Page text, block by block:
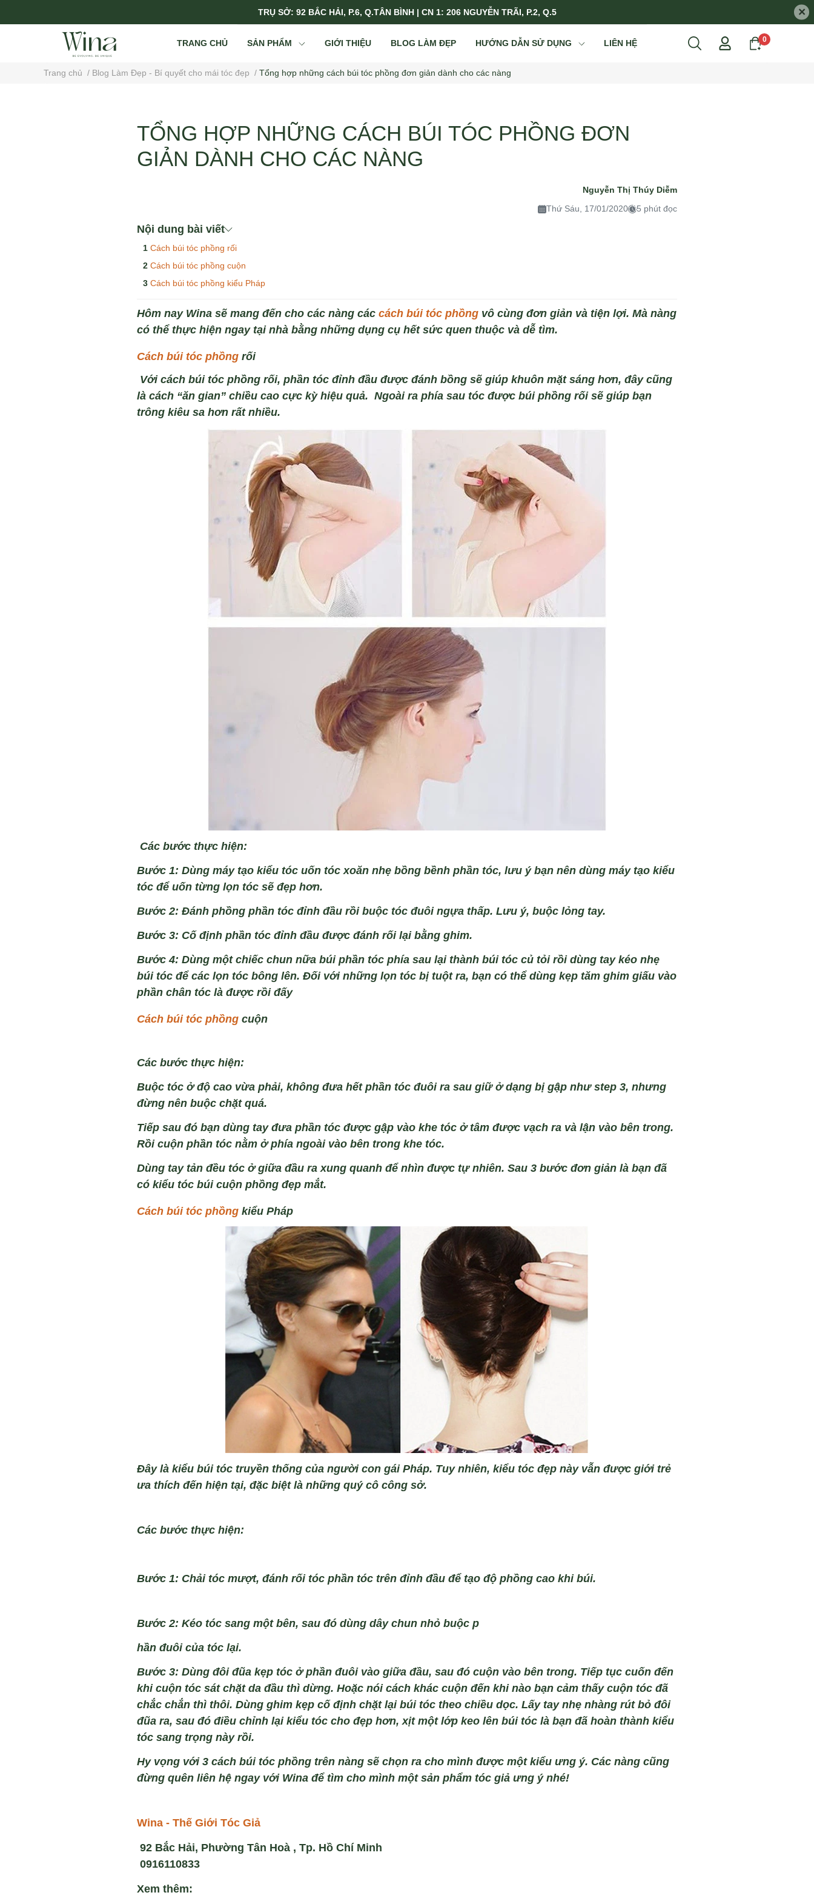
TRỤ SỞ: 92 BẮC HẢI, P.6, Q.TÂN BÌNH | CN 1: 206 NGUYỄN TRÃI, P.2, Q.5 ×
TRANG CHỦ SẢN PHẨM GIỚI THIỆU BLOG LÀM ĐẸP HƯỚNG DẪN SỬ DỤNG LIÊN HỆ 0
Trang chủ / Blog Làm Đẹp - Bí quyết cho mái tóc đẹp / Tổng hợp những cách búi tóc phồng đơn giản dành cho các nàng
TỔNG HỢP NHỮNG CÁCH BÚI TÓC PHỒNG ĐƠN
GIẢN DÀNH CHO CÁC NÀNG
Nguyễn Thị Thúy Diễm
Thứ Sáu, 17/01/2020
5 phút đọc
Nội dung bài viết
Cách búi tóc phồng rối
Cách búi tóc phồng cuộn
Cách búi tóc phồng kiểu Pháp
Hôm nay Winasẽ mang đến cho các nàng các cách búi tóc phồngvô cùng đơn giản và tiện lợi. Mà nàng
có thể thực hiện ngay tại nhà bằng những dụng cụ hết sức quen thuộc và dễ tìm.
Cách búi tóc phồngrối
Với cách búi tóc phồng rối, phần tóc đỉnh đầu được đánh bồng sẽ giúp khuôn mặt sáng hơn, đây cũng
là cách “ăn gian” chiều cao cựckỳhiệu quả. Ngoài ra phía sau tóc được búi phồng rốisẽgiúp bạn
trông kiêu sa hơn rất nhiều.
Các bước thực hiện:
Bước 1: Dùng máy tạo kiểu tóc uốn tóc xoăn nhẹ bồng bềnh phần tóc, lưu ý bạn nên dùng máy tạo kiểu
tóc để uốn từng lọn tóc sẽ đẹp hơn.
Bước 2: Đánh phồng phần tóc đỉnh đầu rồi buộc tóc đuôi ngựa thấp. Lưu ý, buộc lỏng tay.
Bước 3: Cố định phần tóc đỉnh đầu được đánh rối lại bằng ghim.
Bước 4: Dùng một chiếc chun nữa búi phần tóc phía sau lại thành búi tóc củ tỏi rồi dùng tay kéo nhẹ
búi tóc để các lọn tóc bông lên. Đối với những lọn tóc bị tuột ra, bạn có thể dùng kẹp tăm ghim giấu vào
phần chân tóc là được rồi đấy
Cách búi tóc phồngcuộn
Các bước thực hiện:
Buộc tóc ở độ cao vừa phải, không đưa hết phần tóc đuôi ra sau giữ ở dạng bị gập như step 3, nhưng
đừng nên buộc chặt quá.
Tiếp sau đó bạn dùng tay đưa phần tóc được gập vào khe tóc ở tâm được vạch ravàlận vào bên trong.
Rồi cuộn phần tóc nằm ở phía ngoài vào bên trong khe tóc.
Dùng tay tản đều tóc ở giữa đầu ra xung quanh để nhìn được tự nhiên. Sau 3 bước đơn giản là bạn đã
có kiểu tóc búi cuộn phồng đẹp mắt.
Cách búi tóc phồngkiểu Pháp
Đây là kiểu búi tóc truyền thống của người con gái Pháp. Tuy nhiên, kiểu tóc đẹp này vẫn được giới trẻ
ưa thích đến hiện tại, đặc biệt là những quý cô công sở.
Các bước thực hiện:
Bước 1: Chải tóc mượt, đánh rối tóc phần tóc trên đỉnh đầu để tạo độ phồng cao khi búi.
Bước 2: Kéo tóc sang một bên, sau đó dùng dây chun nhỏ buộc p
hần đuôi của tóc lại.
Bước 3: Dùng đôi đũa kẹp tóc ở phần đuôi vào giữa đầu, sau đó cuộn vào bên trong. Tiếp tục cuốn đến
khi cuộn tóc sát chặt da đầu thì dừng. Hoặc nói cách khác cuộn đến khi nào bạn cảm thấy cuộn tóc đã
chắc chắn thì thôi. Dùng ghim kẹp cố định chặt lại búi tóc theo chiều dọc. Lấy tay nhẹ nhàng rút bỏ đôi
đũa ra, sau đó điều chỉnh lại kiểu tóc cho đẹp hơn, xịt một lớp keo lên búi tóc là bạn đã hoàn thành kiểu
tóc sang trọng này rồi.
Hy vọng với 3 cách búi tóc phồngtrên nàng sẽ chọn ra cho mình được một kiểu ưng ý. Các nàng cũng
đừng quên liên hệ ngay với Wina để tìm cho mình một sản phẩm tóc giả ưng ý nhé!
Wina - Thế Giới Tóc Giả
92 Bắc Hải, Phường Tân Hoà , Tp. Hồ Chí Minh
0916110833
Xem thêm: